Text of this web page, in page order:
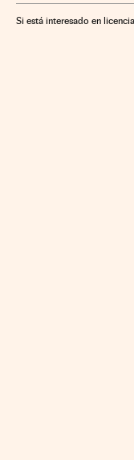
Yihadismo
Si está interesado en